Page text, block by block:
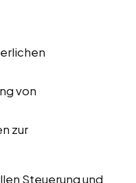
von
zur
Steuerung und